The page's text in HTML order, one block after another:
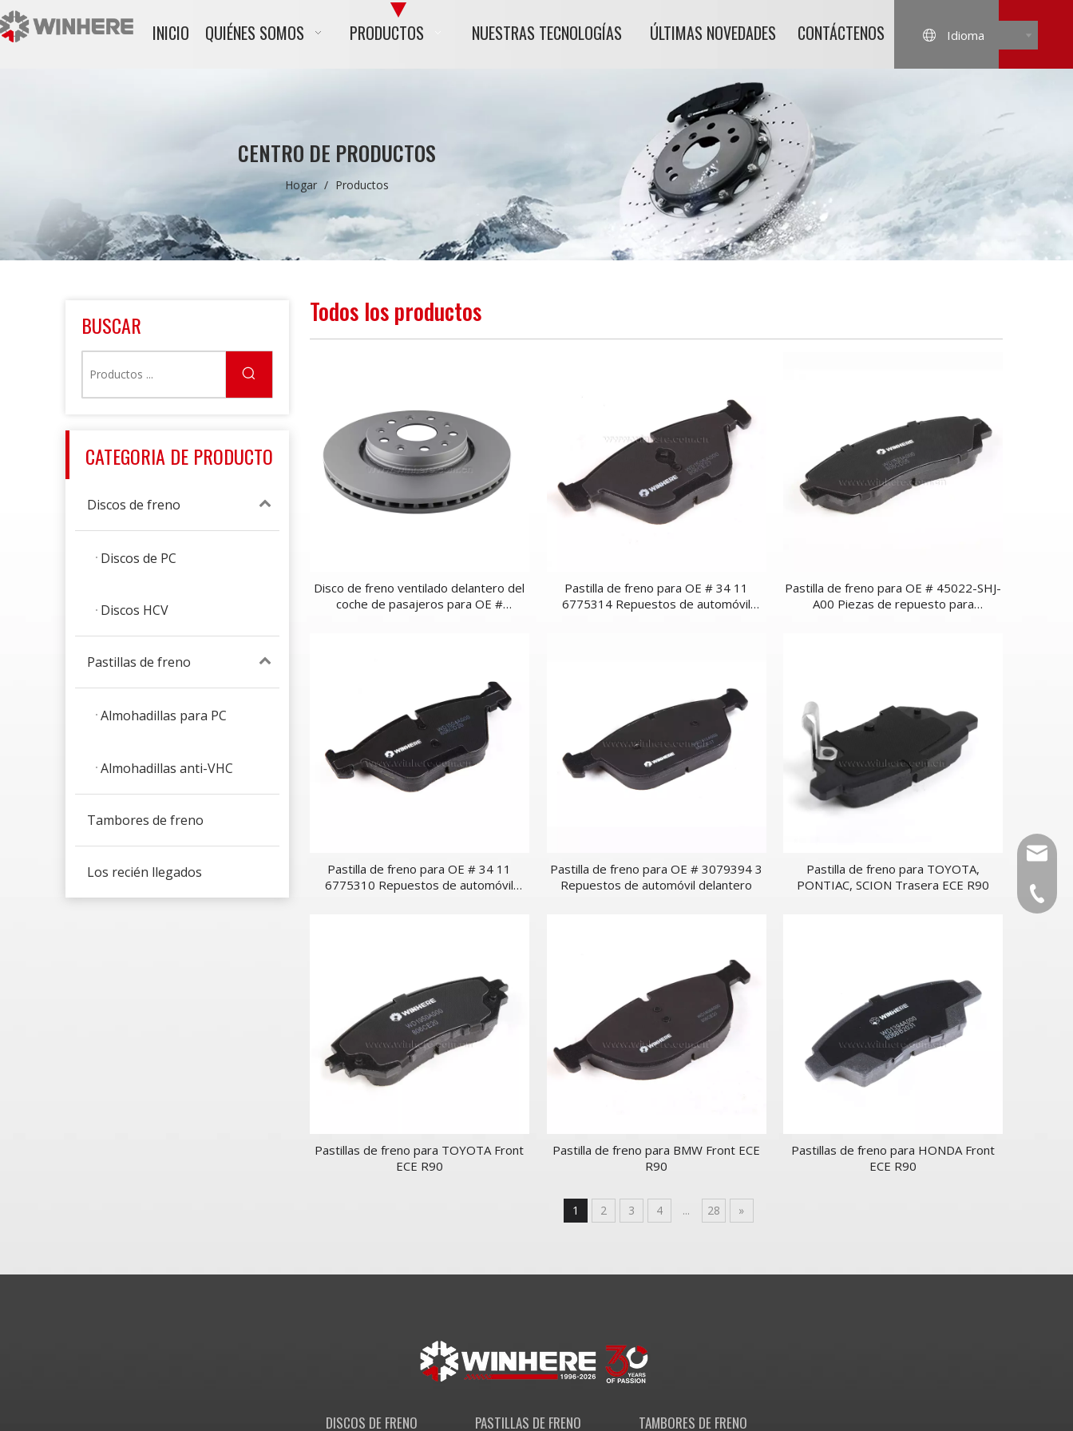
INICIO QUIÉNES SOMOS PRODUCTOS NUESTRAS TECNOLOGÍAS ÚLTIMAS NOVEDADES CONTÁCTENOS Idioma
CENTRO DE PRODUCTOS
Hogar / Productos
BUSCAR
CATEGORIA DE PRODUCTO
Discos de freno
Discos de PC
Discos HCV
Pastillas de freno
Almohadillas para PC
Almohadillas anti-VHC
Tambores de freno
Los recién llegados
Todos los productos
Disco de freno ventilado delantero del
coche de pasajeros para OE #
Pastilla de freno para OE # 34 11
6775314 Repuestos de automóvil
Pastilla de freno para OE # 45022-SHJ-
A00 Piezas de repuesto para
Pastilla de freno para OE # 34 11
6775310 Repuestos de automóvil
Pastilla de freno para OE # 3079394 3
Repuestos de automóvil delantero
Pastilla de freno para TOYOTA,
PONTIAC, SCION Trasera ECE R90
Pastillas de freno para TOYOTA Front
ECE R90
Pastilla de freno para BMW Front ECE
R90
Pastillas de freno para HONDA Front
ECE R90
1 2 3 4 ... 28 »
DISCOS DE FRENO PASTILLAS DE FRENO TAMBORES DE FRENO
0086-